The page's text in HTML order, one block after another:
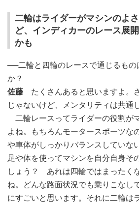
二輪はライダーがマシンのよ
ど、インディカーのレース展
かも
──二輪と四輪のレースで通じるもの
か？
佐藤 たくさんあると思いますよ。
じゃないけど、メンタリティは共通
二輪レースってライダーの役割が
よね。もちろんモータースポーツな
や車体がしっかりバランスしていな
足や体を使ってマシンを自分自身そ
しょう？ あれは四輪ではまったく
ね。どんな路面状況でも乗りこなし
にすごいと思います。それに二輪は